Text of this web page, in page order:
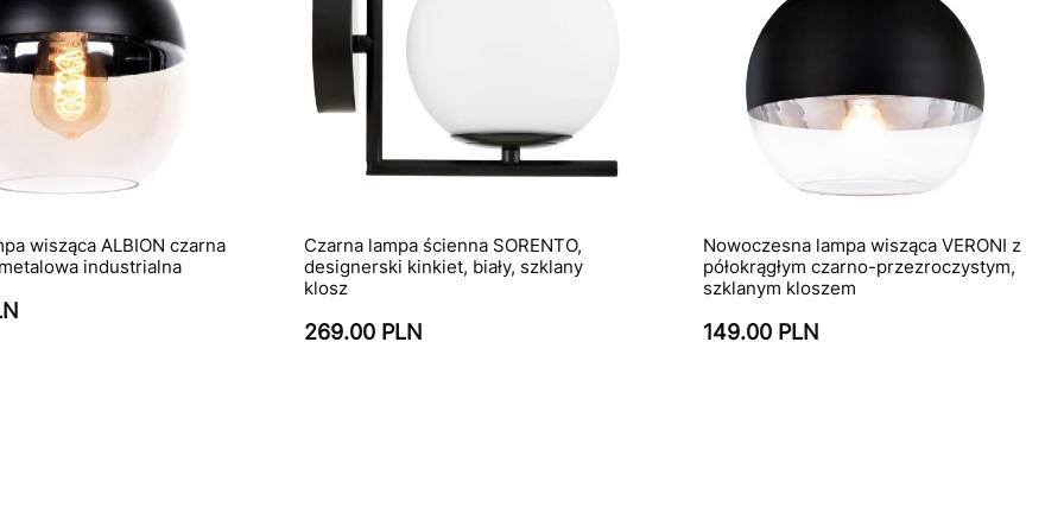
wisząca ALBION czarna
metalowa industrialna
Czarna lampa ścienna SORENTO,
designerski kinkiet, biały, szklany
klosz
269.00 PLN
Nowoczesna lampa wisząca VERONI z
półokrągłym czarno-przezroczystym,
szklanym kloszem
149.00 PLN